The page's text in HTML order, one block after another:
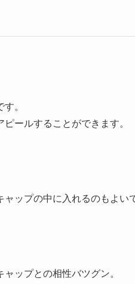
。
ールすることができます。
ップの中に入れるのもよい
ップとの相性バツグン。